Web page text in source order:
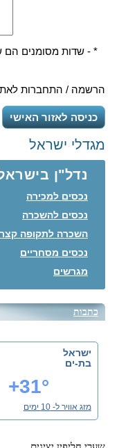
* - שדות מסומנים הם
הרשמה / התחברות
כניסה לאזור האישי
מגדלי ישראל
נדל"ן
נכסים למכירה
נכסים להשכרה
השכרה לתקופה
נכסים מסחריים
מגרשים
כתבות
ישראל
בת-ים
+31°
מזג אוויר ל- 10 ימים